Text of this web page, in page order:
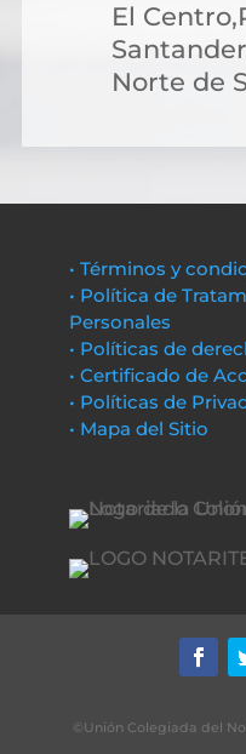
El
Norte de
• Términos y
• Política de
Personales
• Políticas de
• Certificado de
• Políticas de
• Mapa del Sitio
©Unión Colegiada del